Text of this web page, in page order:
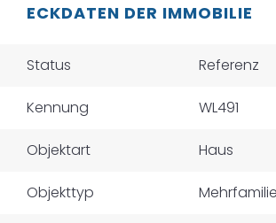
ECKDATEN DER IMMOBILIE
Status Referenz
Kennung WL491
Objektart Haus
Objekttyp